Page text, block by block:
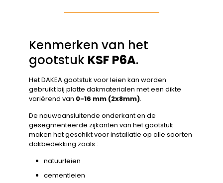
Kenmerken van het
gootstuk KSF P6A.
Het DAKEA gootstuk voor leien kan worden
gebruikt bij platte dakmaterialen met een dikte
variërend van 0-16 mm (2x8mm).
De nauwaansluitende onderkant en de
gesegmenteerde zijkanten van het gootstuk
maken het geschikt voor installatie op alle soorten
dakbedekking zoals :
natuurleien
cementleien